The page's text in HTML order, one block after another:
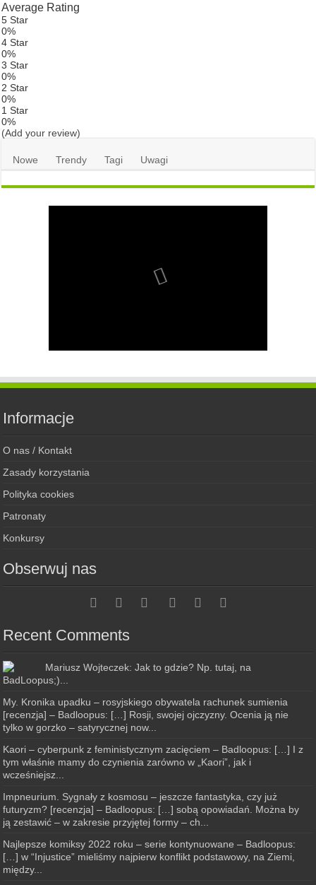
Average Rating
5 Star
0%
4 Star
0%
3 Star
0%
2 Star
0%
1 Star
0%
(Add your review)
Nowe Trendy Tagi Uwagi
Informacje
O nas / Kontakt
Zasady korzystania
Polityka cookies
Patronaty
Konkursy
Obserwuj nas
Recent Comments
Mariusz Wojteczek: Jak to gdzie? Np. tutaj, na
BadLoopus;)...
My. Kronika upadku – rosyjskiego obywatela rachunek sumienia
[recenzja] – Badloopus: […] Rosji, swojej ojczyzny. Ocenia ją nie
tylko w gorzko – satyrycznej now...
Kaori – cyberpunk z feministycznym zacięciem – Badloopus: […] I z
tym właśnie mamy do czynienia zarówno w „Kaori”, jak i
wcześniejsz...
Impneurium. Sygnały z kosmosu – jeszcze fantastyka, czy już
futuryzm? [recenzja] – Badloopus: […] sobą opowiadań. Można by
ją zestawić – w zakresie przyjętej formy – ch...
Najlepsze komiksy 2022 roku – serie kontynuowane – Badloopus:
[…] w “Injustice” mieliśmy najpierw konflikt podstawowy, na Ziemi,
między...